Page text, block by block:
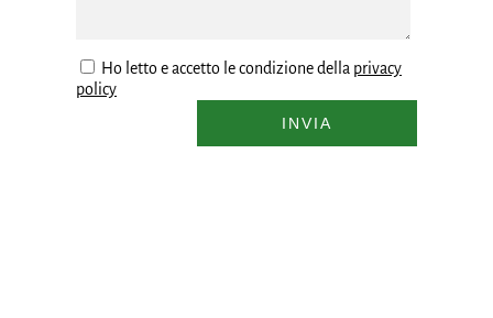
Ho letto e accetto le condizione della privacy
policy
INVIA